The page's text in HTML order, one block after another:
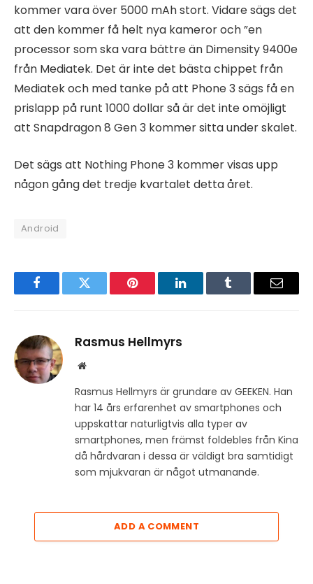
kommer vara över 5000 mAh stort. Vidare sägs det
att den kommer få helt nya kameror och ”en
processor som ska vara bättre än Dimensity 9400e
från Mediatek. Det är inte det bästa chippet från
Mediatek och med tanke på att Phone 3 sägs få en
prislapp på runt 1000 dollar så är det inte omöjligt
att Snapdragon 8 Gen 3 kommer sitta under skalet.
Det sägs att Nothing Phone 3 kommer visas upp
någon gång det tredje kvartalet detta året.
Android
FacebookTwitter Pinterest LinkedInTumblr Email
Rasmus Hellmyrs
Website
Rasmus Hellmyrs är grundare av GEEKEN. Han
har 14 års erfarenhet av smartphones och
uppskattar naturligtvis alla typer av
smartphones, men främst foldebles från Kina
då hårdvaran i dessa är väldigt bra samtidigt
som mjukvaran är något utmanande.
ADD A COMMENT